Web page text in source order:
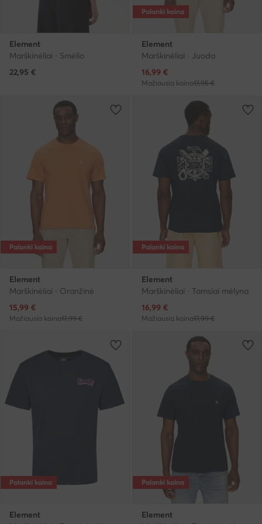
Element
Marškinėliai · Smėlio
22,95 €
Palanki kaina
Element
Marškinėliai · Juoda
Dabartinė kaina
16,99 €
Mažiausia kaina17,95 €
Palanki kaina
Element
Marškinėliai · Oranžinė
Dabartinė kaina
15,99 €
Mažiausia kaina17,99 €
Palanki kaina
Element
Marškinėliai · Tamsiai mėlyna
Dabartinė kaina
16,99 €
Mažiausia kaina17,99 €
Palanki kaina
Element
Palanki kaina
Element